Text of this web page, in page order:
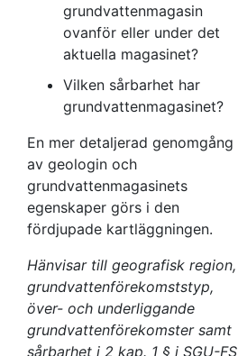
grundvattenmagasin
ovanför eller under det
aktuella magasinet?
Vilken sårbarhet har
grundvattenmagasinet?
En mer detaljerad genomgång
av geologin och
grundvattenmagasinets
egenskaper görs i den
fördjupade kartläggningen.
Hänvisar till geografisk region,
grundvattenförekomststyp,
över- och underliggande
grundvattenförekomster samt
sårbarhet i 2 kap. 1 § i SGU-FS